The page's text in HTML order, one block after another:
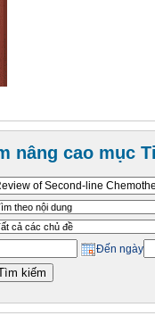
nâng cao mục
Đến ngày